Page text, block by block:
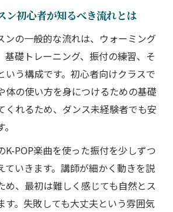
気のK-POPダンスレッスンの魅
の高校生におすすめのダンスレ
スンでK-POPの魅力を深く味わ
ダンスレッスンで学ぶK-POPの
高校生が集うダンスレッスンの
ンスレッスンでK-POPを楽しむ
ン初心者が知るべき流れとは
ンの一般的な流れは、ウォーミング
基礎トレーニング、振付の練習、そ
いう構成です。初心者向けクラスで
体の使い方を身につけるための基礎
くれるため、ダンス未経験者でも安
K-POP楽曲を使った振付を少しずつ
ていきます。講師が細かく動きを説
め、最初は難しく感じても自然とス
す。失敗しても大丈夫という雰囲気